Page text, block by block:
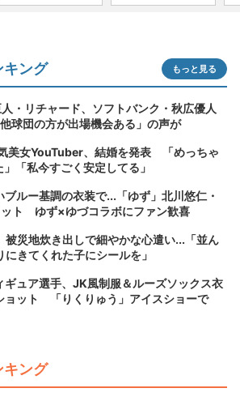
キング もっと見る
・リチャード、ソフトバンク・秋広優人
球団の方が出場機会ある」の声が
美女YouTuber、結婚を発表 「めっちゃ
「私今すごく安定してる」
ルー基調の衣装で...「ゆず」北川悠仁・
ト ゆず×ゆづコラボにファン歓喜
被災地炊き出しで細やかな心遣い...「並ん
きてくれた子にシールを」
ギュア選手、JK風制服＆ルーズソックス衣
ョット 「りくりゅう」アイスショーで
キング